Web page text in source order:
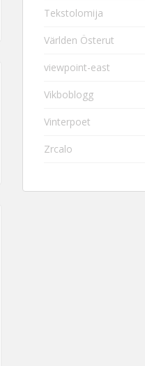
Tekstolomija
Världen Österut
viewpoint-east
Vikboblogg
Vinterpoet
Zrcalo